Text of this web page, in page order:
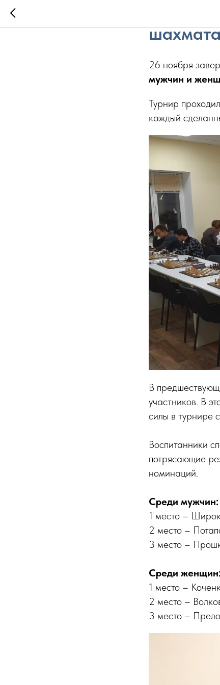
Итоги
26 ноября
мужчин и
Турнир
каждый
В
участников. В
силы в турнире
Воспитанники
потрясающие
номинаций.
Среди мужчин:
1 место –
2 место –
3 место –
Среди женщин:
1 место –
2 место –
3 место –